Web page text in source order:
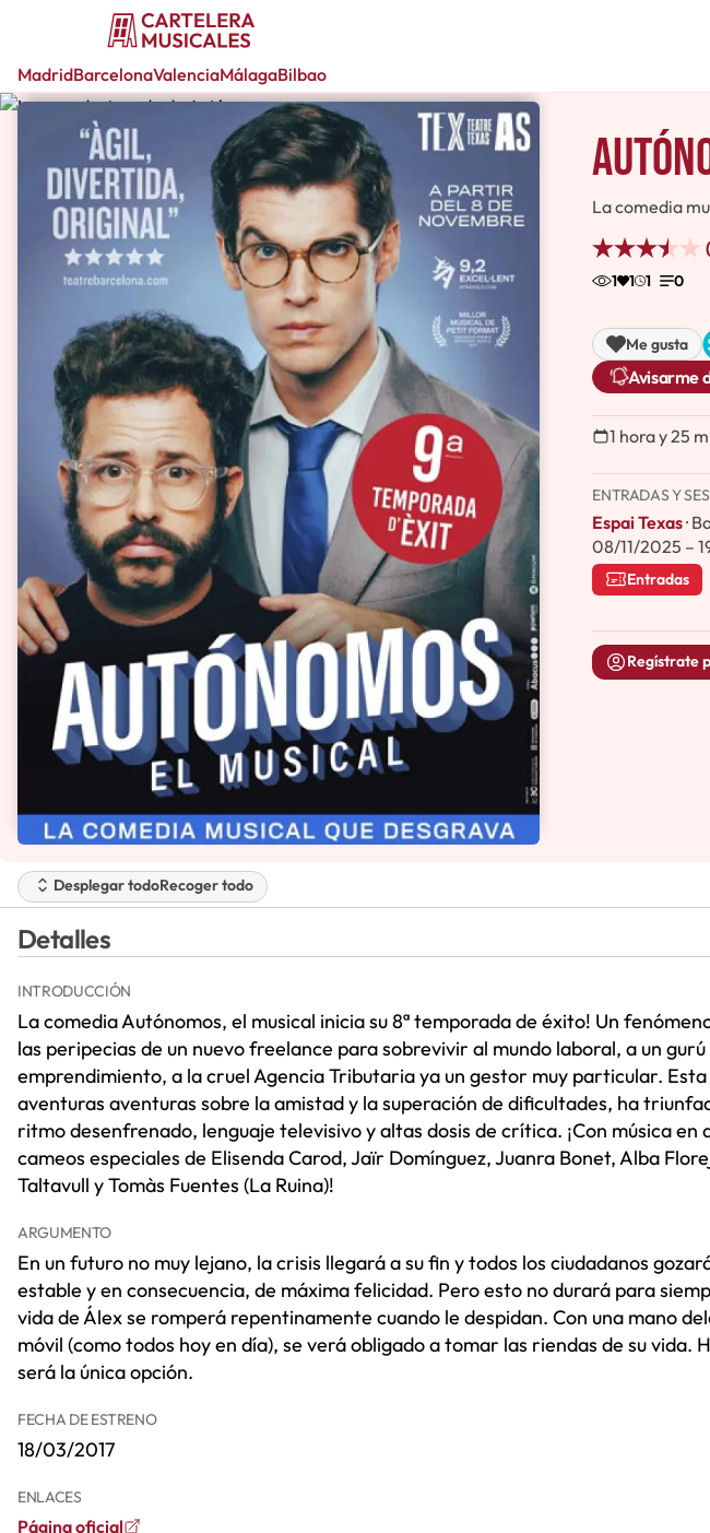
MadridBarcelonaValenciaMálagaBilbao
La comedia
1 1 1 0
Me gusta
Avisarme
1 hora y 25
ENTRADAS Y
Espai Texas·
08/11/2025 –
Entradas
Regístrate
Desplegar todoRecoger todo
Detalles
INTRODUCCIÓN
La comedia Autónomos, el musical inicia su 8ª temporada de éxito! Un
las peripecias de un nuevo freelance para sobrevivir al mundo laboral, a un gurú
emprendimiento, a la cruel Agencia Tributaria ya un gestor muy particular.
aventuras aventuras sobre la amistad y la superación de dificultades, ha
ritmo desenfrenado, lenguaje televisivo y altas dosis de crítica. ¡Con música en
cameos especiales de Elisenda Carod, Jaïr Domínguez, Juanra Bonet, Alba
Taltavull y Tomàs Fuentes (La Ruina)!
ARGUMENTO
En un futuro no muy lejano, la crisis llegará a su fin y todos los ciudadanos
estable y en consecuencia, de máxima felicidad. Pero esto no durará para
vida de Álex se romperá repentinamente cuando le despidan. Con una mano
móvil (como todos hoy en día), se verá obligado a tomar las riendas de su vida.
será la única opción.
FECHA DE ESTRENO
18/03/2017
ENLACES
Página oficial